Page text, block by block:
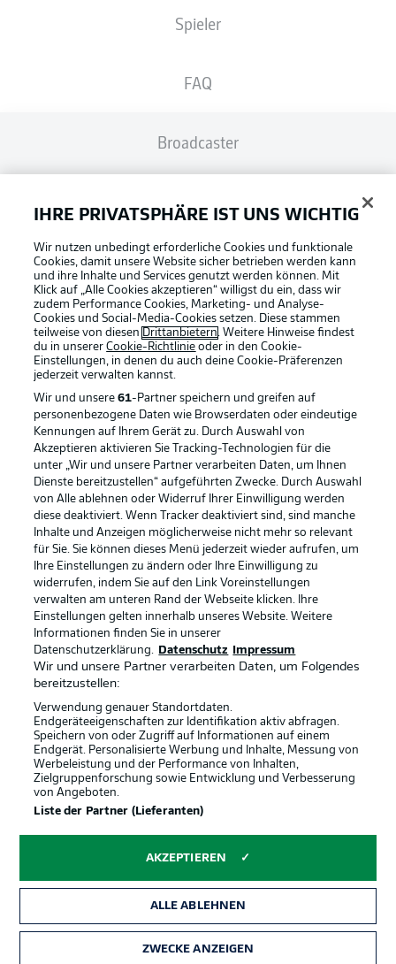
Spieler
FAQ
Broadcaster
Bundesliga App
Fantasy Manager
#BundesligaWIRKT
Common Ground
Mitfahrportal
BUNDESLIGA-GRUPPE
Sprachauswahl
Deutsch Anzeige Modus
Login
Football as it's meant to be
BUNDESLIGA APP
Offizielle Partner
IHRE PRIVATSPHÄRE IST UNS WICHTIG
Wir nutzen unbedingt erforderliche Cookies und funktionale
Cookies, damit unsere Website sicher betrieben werden kann
und ihre Inhalte und Services genutzt werden können. Mit
Klick auf „Alle Cookies akzeptieren“ willigst du ein, dass wir
zudem Performance Cookies, Marketing- und Analyse-
Cookies und Social-Media-Cookies setzen. Diese stammen
teilweise von diesen Drittanbietern. Weitere Hinweise findest
du in unsererCookie-Richtlinie oder in den Cookie-
Einstellungen, in denen du auch deine Cookie-Präferenzen
jederzeit verwalten kannst.
Wir und unsere61-Partner speichern und greifen auf
personenbezogene Daten wie Browserdaten oder eindeutige
Kennungen auf Ihrem Gerät zu. Durch Auswahl von
Akzeptieren aktivieren Sie Tracking-Technologien für die
unter „Wir und unsere Partner verarbeiten Daten, um Ihnen
Dienste bereitzustellen“ aufgeführten Zwecke. Durch Auswahl
von Alle ablehnen oder Widerruf Ihrer Einwilligung werden
diese deaktiviert. Wenn Tracker deaktiviert sind, sind manche
Inhalte und Anzeigen möglicherweise nicht mehr so relevant
für Sie. Sie können dieses Menü jederzeit wieder aufrufen, um
Ihre Einstellungen zu ändern oder Ihre Einwilligung zu
widerrufen, indem Sie auf den Link Voreinstellungen
verwalten am unteren Rand der Webseite klicken. Ihre
Einstellungen gelten innerhalb unseres Website. Weitere
Informationen finden Sie in unserer
Datenschutzerklärung.
Datenschutz Impressum
Wir und unsere Partner verarbeiten Daten, um Folgendes
bereitzustellen:
Verwendung genauer Standortdaten.
Endgeräteeigenschaften zur Identifikation aktiv abfragen.
Speichern von oder Zugriff auf Informationen auf einem
Endgerät. Personalisierte Werbung und Inhalte, Messung von
Werbeleistung und der Performance von Inhalten,
Zielgruppenforschung sowie Entwicklung und Verbesserung
von Angeboten.
Liste der Partner (Lieferanten)
AKZEPTIEREN
ALLE ABLEHNEN
ZWECKE ANZEIGEN